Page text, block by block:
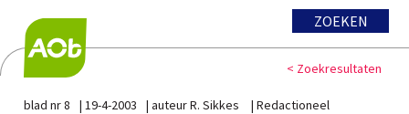
ZOEKEN
< Zoekresultaten
blad nr 8 19-4-2003 auteur R. Sikkes Redactioneel